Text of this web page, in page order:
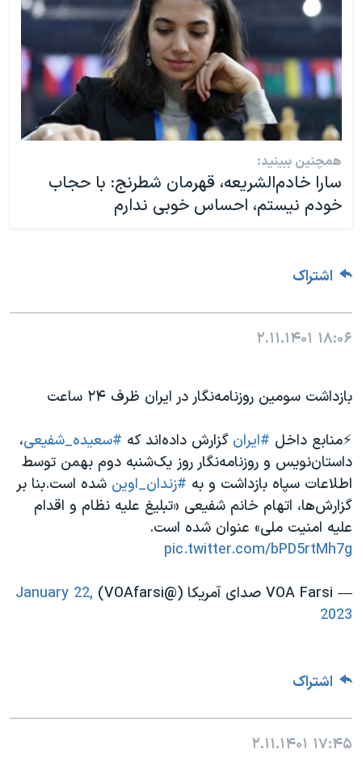
همچنین ببینید:
سارا خادم‌الشریعه، قهرمان شطرنج‌: با حجاب
خودم نیستم، احساس خوبی ندارم
اشتراک
۱۸:۰۶ ۲.۱۱.۱۴۰۱
بازداشت سومین روزنامه‌نگار در ایران ظرف ۲۴ ساعت
⚡️منابع داخل #ایران گزارش داده‌اند که #سعیده_شفیعی،
داستان‌نویس و روزنامه‌نگار روز یک‌شنبه دوم بهمن توسط
اطلاعات سپاه بازداشت و به #زندان_اوین شده است.بنا بر
گزارش‌ها، اتهام خانم شفیعی «تبلیغ علیه نظام و اقدام
علیه امنیت ملی» عنوان شده است.
pic.twitter.com/bPD5rtMh7g
— VOA Farsi صدای آمریکا (@VOAfarsi)
January 22,
2023
اشتراک
۱۷:۴۵ ۲.۱۱.۱۴۰۱